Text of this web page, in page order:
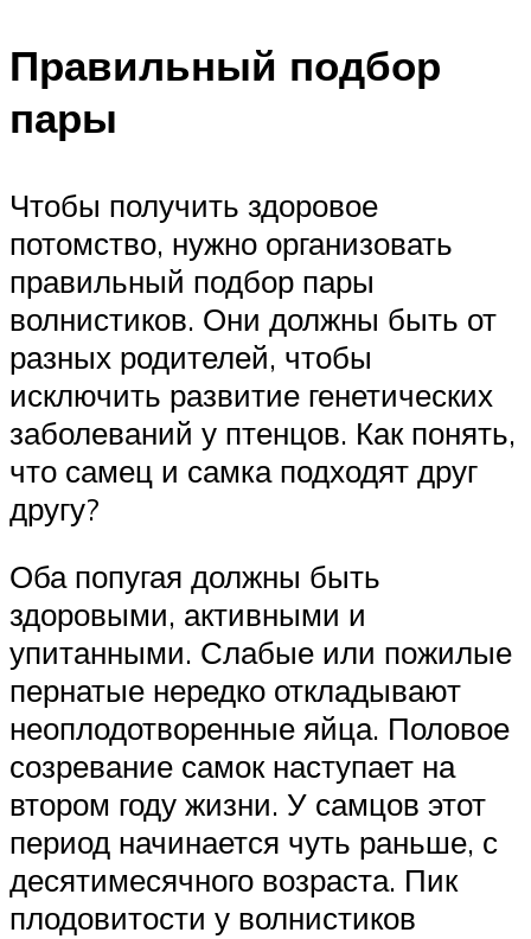
Правильный подбор
пары
Чтобы получить здоровое
потомство, нужно организовать
правильный подбор пары
волнистиков. Они должны быть от
разных родителей, чтобы
исключить развитие генетических
заболеваний у птенцов. Как понять,
что самец и самка подходят друг
другу?
Оба попугая должны быть
здоровыми, активными и
упитанными. Слабые или пожилые
пернатые нередко откладывают
неоплодотворенные яйца. Половое
созревание самок наступает на
втором году жизни. У самцов этот
период начинается чуть раньше, с
десятимесячного возраста. Пик
плодовитости у волнистиков